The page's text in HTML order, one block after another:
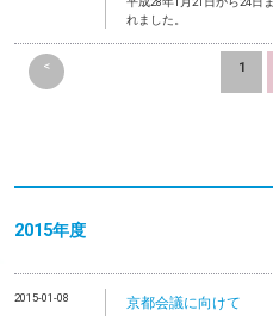
れました。
< 1
2015年度
2015-01-08 京都会議に向けて